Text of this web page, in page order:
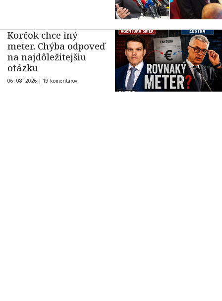
Korčok chce iný
meter. Chýba odpoveď
na najdôležitejšiu
otázku
06. 08. 2026 | 19 komentárov